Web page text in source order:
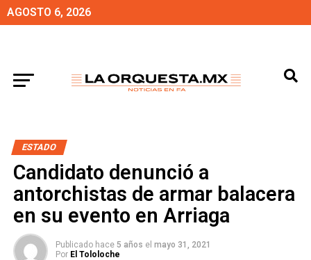
AGOSTO 6, 2026
ESTADO
Candidato denunció a
antorchistas de armar balacera
en su evento en Arriaga
Publicado hace 5 años el mayo 31, 2021
Por El Tololoche